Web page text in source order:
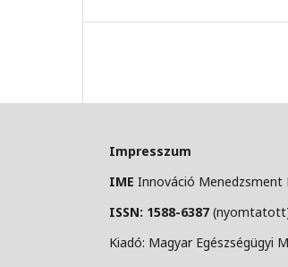
Impresszum
IME Innováció Menedzsment
ISSN: 1588-6387
Kiadó: Magyar Egészségügyi